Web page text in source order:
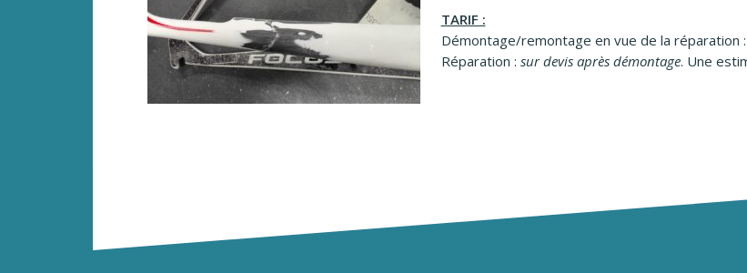
TARIF :
Démontage/remontage en vue de la réparation
Réparation : sur devis après démontage. Une